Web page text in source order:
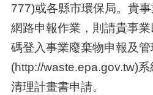
777)或各縣市環保局。貴
網路申報作業，則請貴事
碼登入事業廢棄物申報及
(http://waste.epa.gov.tw)
清理計畫書申請。